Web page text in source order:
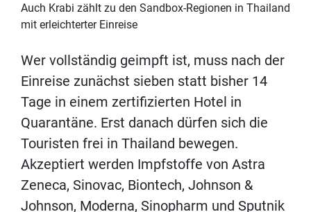
Auch Krabi zählt zu den Sandbox-Regionen in Thailand
mit erleichterter Einreise
Wer vollständig geimpft ist, muss nach der
Einreise zunächst sieben statt bisher 14
Tage in einem zertifizierten Hotel in
Quarantäne. Erst danach dürfen sich die
Touristen frei in Thailand bewegen.
Akzeptiert werden Impfstoffe von Astra
Zeneca, Sinovac, Biontech, Johnson &
Johnson, Moderna, Sinopharm und Sputnik